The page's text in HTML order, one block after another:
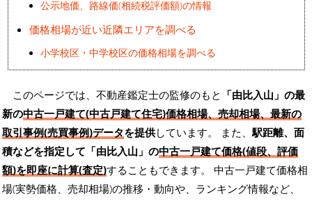
公示地価、路線価(相続税評価額)の情報
価格相場が近い近隣エリアを調べる
小学校区・中学校区の価格相場を調べる
このページでは、不動産鑑定士の監修のもと 「由比入山」の最
新の中古一戸建て(中古戸建て住宅)価格相場、売却相場、最新の
取引事例(売買事例)データを提供しています。 また、駅距離、面
積などを指定して「由比入山」の中古一戸建て価格(値段、評価
額)を即座に計算(査定)することもできます。 中古一戸建て価格相
場(実勢価格、売却相場)の推移・動向や、ランキング情報など、